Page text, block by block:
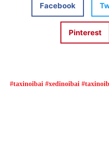
Facebook
Pinterest
#taxinoibai #xedinoibai